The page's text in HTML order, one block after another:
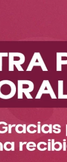
Cuidado de
Kit Splash Y Crema The
Kit Splash
Perfect Ref
Transforma tu
que combina